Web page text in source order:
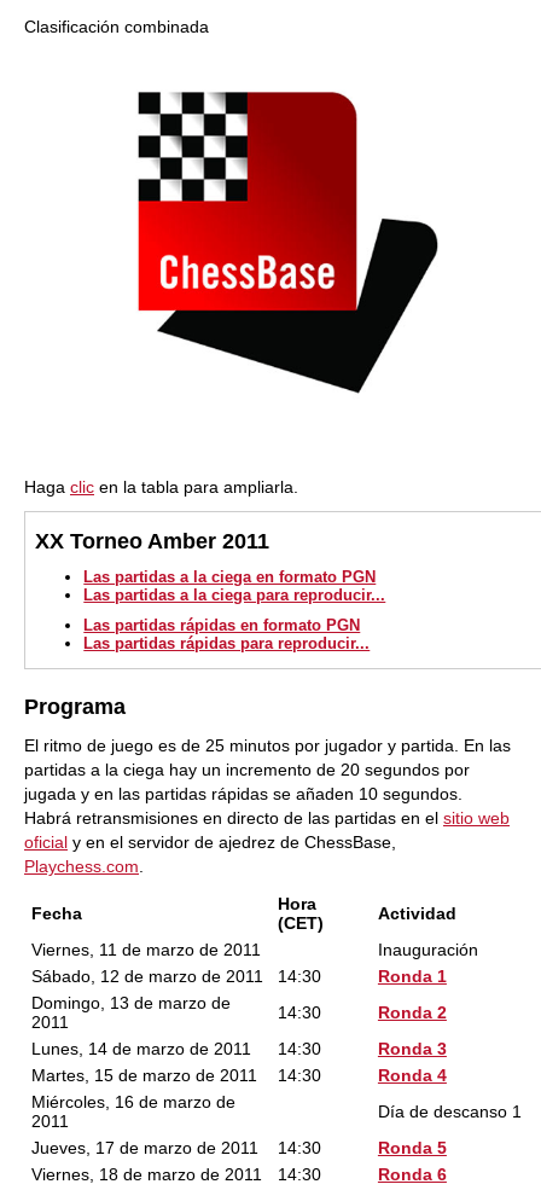
Clasificación combinada
Haga clic en la tabla para ampliarla.
XX Torneo Amber 2011
Las partidas a la ciega en formato PGN
Las partidas a la ciega para reproducir...
Las partidas rápidas en formato PGN
Las partidas rápidas para reproducir...
Programa
El ritmo de juego es de 25 minutos por jugador y partida. En las
partidas a la ciega hay un incremento de 20 segundos por
jugada y en las partidas rápidas se añaden 10 segundos.
Habrá retransmisiones en directo de las partidas en el sitio web
oficial y en el servidor de ajedrez de ChessBase,
Playchess.com
Fecha
Hora
(CET)
Actividad
Viernes, 11 de marzo de 2011
Inauguración
Sábado, 12 de marzo de 2011
14:30
Ronda 1
Domingo, 13 de marzo de
2011
14:30
Ronda 2
Lunes, 14 de marzo de 2011
14:30
Ronda 3
Martes, 15 de marzo de 2011
14:30
Ronda 4
Miércoles, 16 de marzo de
2011
Día de descanso 1
Jueves, 17 de marzo de 2011
14:30
Ronda 5
Viernes, 18 de marzo de 2011
14:30
Ronda 6